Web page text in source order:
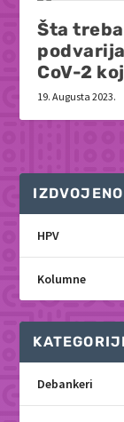
Šta treba
CoV-2
19. Augusta 2023.
IZDVOJENO
HPV
Kolumne
Debankeri